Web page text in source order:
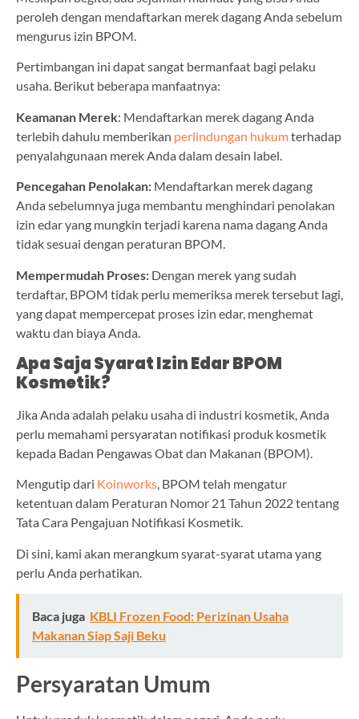
peroleh dengan mendaftarkan merek dagang Anda sebelum
mengurus izin BPOM.
Pertimbangan ini dapat sangat bermanfaat bagi pelaku
usaha. Berikut beberapa manfaatnya:
Keamanan Merek: Mendaftarkan merek dagang Anda
terlebih dahulu memberikan perlindungan hukumterhadap
penyalahgunaan merek Anda dalam desain label.
Pencegahan Penolakan: Mendaftarkan merek dagang
Anda sebelumnya juga membantu menghindari penolakan
izin edar yang mungkin terjadi karena nama dagang Anda
tidak sesuai dengan peraturan BPOM.
Mempermudah Proses: Dengan merek yang sudah
terdaftar, BPOM tidak perlu memeriksa merek tersebut lagi,
yang dapat mempercepat proses izin edar, menghemat
waktu dan biaya Anda.
Apa Saja Syarat Izin Edar BPOM
Kosmetik?
Jika Anda adalah pelaku usaha di industri kosmetik, Anda
perlu memahami persyaratan notifikasi produk kosmetik
kepada Badan Pengawas Obat dan Makanan (BPOM).
Mengutip dari Koinworks, BPOM telah mengatur
ketentuan dalam Peraturan Nomor 21 Tahun 2022 tentang
Tata Cara Pengajuan Notifikasi Kosmetik.
Di sini, kami akan merangkum syarat-syarat utama yang
perlu Anda perhatikan.
Baca juga KBLI Frozen Food: Perizinan Usaha
Makanan Siap Saji Beku
Persyaratan Umum